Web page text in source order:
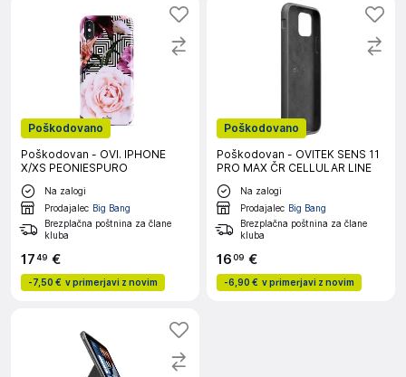
Poškodovano
Poškodovan - OVI. IPHONE
X/XS PEONIESPURO
Na zalogi
Prodajalec Big Bang
Brezplačna poštnina za člane
kluba
1749 €
-7,50 € v primerjavi z novim
Poškodovano
Poškodovan - OVITEK SENS 11
PRO MAX ČR CELLULAR LINE
Na zalogi
Prodajalec Big Bang
Brezplačna poštnina za člane
kluba
1609 €
-6,90 € v primerjavi z novim